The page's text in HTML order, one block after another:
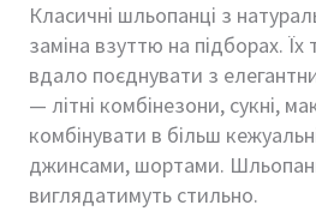
Класичні шльопанці з
заміна взуттю на підборах.
вдало поєднувати з
— літні комбінезони, сукні,
комбінувати в більш
джинсами, шортами.
виглядатимуть стильно.